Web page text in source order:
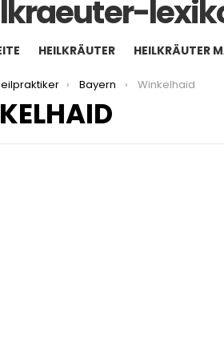
HEILKRÄUTER HEILKRÄUTER
Bayern Winkelhaid